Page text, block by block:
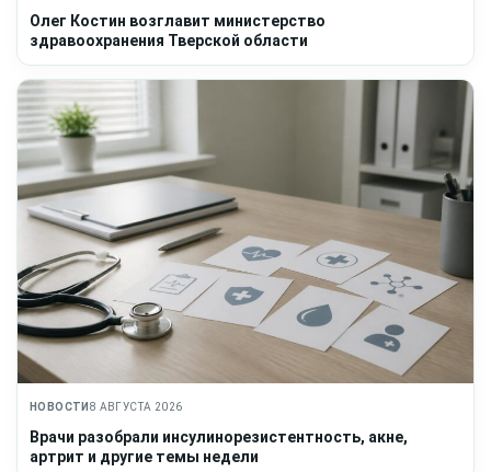
Олег Костин возглавит министерство
здравоохранения Тверской области
НОВОСТИ 8 АВГУСТА 2026
Врачи разобрали инсулинорезистентность, акне,
артрит и другие темы недели